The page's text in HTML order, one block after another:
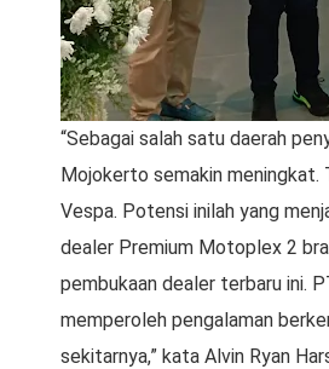
“Sebagai salah satu daerah
Mojokerto semakin meningkat.
Vespa. Potensi inilah yang
dealer Premium Motoplex 2
pembukaan dealer terbaru ini.
memperoleh pengalaman
sekitarnya,” kata Alvin Ryan